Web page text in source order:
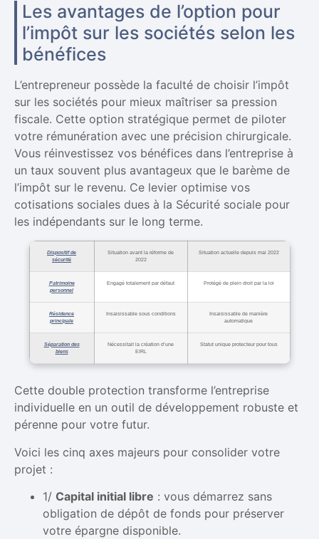
Les avantages de l’option pour
l’impôt sur les sociétés selon les
bénéfices
L’entrepreneur possède la faculté de choisir l’impôt
sur les sociétés pour mieux maîtriser sa pression
fiscale. Cette option stratégique permet de piloter
votre rémunération avec une précision chirurgicale.
Vous réinvestissez vos bénéfices dans l’entreprise à
un taux souvent plus avantageux que le barème de
l’impôt sur le revenu. Ce levier optimise vos
cotisations sociales dues à la Sécurité sociale pour
les indépendants sur le long terme.
Dispositif de
sécurité
Situation avant la réforme de
2022
Situation actuelle depuis mai 2022
Patrimoine
personnel
Engagé totalement par défaut Protégé de plein droit par la loi
Résidence
principale
Insaisissable sous conditions
Insaisissable de manière
automatique
Séparation des
biens
Nécessitait la création d’une
EIRL
Statut unique protecteur pour tous
Cette double protection transforme l’entreprise
individuelle en un outil de développement robuste et
pérenne pour votre futur.
Voici les cinq axes majeurs pour consolider votre
projet :
1/ Capital initial libre : vous démarrez sans
obligation de dépôt de fonds pour préserver
votre épargne disponible.